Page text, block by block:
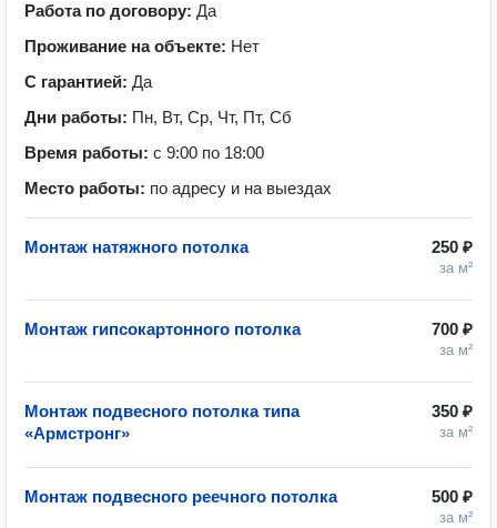
Работа по договору: Да
Проживание на объекте: Нет
С гарантией: Да
Дни работы: Пн, Вт, Ср, Чт, Пт, Сб
Время работы: с 9:00 по 18:00
Место работы: по адресу и на выездах
250 ₽
за м²
Монтаж натяжного потолка
700 ₽
за м²
Монтаж гипсокартонного потолка
350 ₽
за м²
Монтаж подвесного потолка типа
«Армстронг»
500 ₽
за м²
Монтаж подвесного реечного потолка